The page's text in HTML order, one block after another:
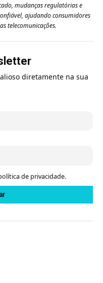
mudanças regulatórias e
ajudando consumidores
telecomunicações.
diretamente na sua
de privacidade.